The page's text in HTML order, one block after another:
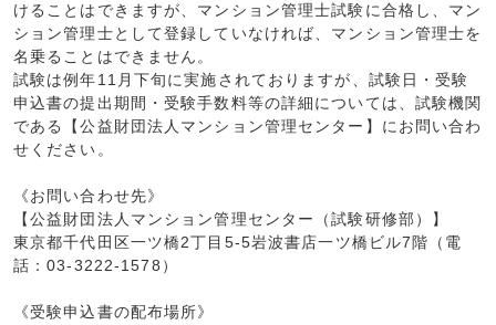
けることはできますが、マンション管理士試験に合格し、マン
ション管理士として登録していなければ、マンション管理士を
名乗ることはできません。
試験は例年11月下旬に実施されておりますが、試験日・受験
申込書の提出期間・受験手数料等の詳細については、試験機関
である【公益財団法人マンション管理センター】にお問い合わ
せください。
《お問い合わせ先》
【公益財団法人マンション管理センター（試験研修部）】
東京都千代田区一ツ橋2丁目5-5岩波書店一ツ橋ビル7階（電
話：03-3222-1578）
《受験申込書の配布場所》